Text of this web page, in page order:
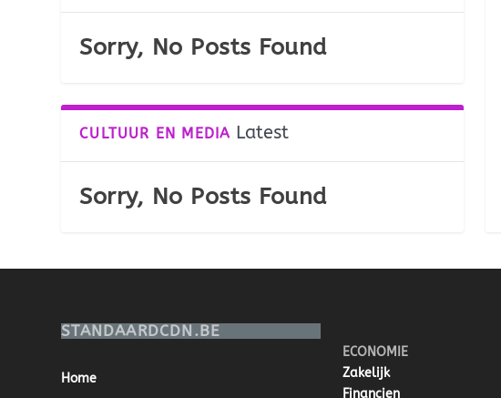
Sorry, No Posts Found
CULTUUR EN MEDIA Latest
Sorry, No Posts Found
STANDAARDCDN.BE
Home
ECONOMIE
Zakelijk
Financien